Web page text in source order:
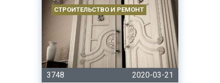
СТРОИТЕЛЬСТВО И РЕМОНТ
3748
2020-03-21